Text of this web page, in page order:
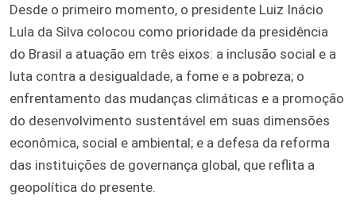
Desde o primeiro momento, o presidente Luiz Inácio
Lula da Silva colocou como prioridade da presidência
do Brasil a atuação em três eixos: a inclusão social e a
luta contra a desigualdade, a fome e a pobreza; o
enfrentamento das mudanças climáticas e a promoção
do desenvolvimento sustentável em suas dimensões
econômica, social e ambiental; e a defesa da reforma
das instituições de governança global, que reflita a
geopolítica do presente.